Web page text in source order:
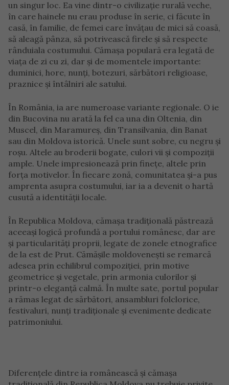
un singur loc. Ea vine dintr-o civilizație rurală veche,
în care hainele nu erau produse în serie, ci făcute în
casă, în familie, de femei care învățau de mici să coasă,
să aleagă pânza, să potrivească firele și să respecte
rânduiala costumului. Cămașa populară era legată de
viața de zi cu zi, dar și de momentele importante:
duminici, hore, nunți, botezuri, sărbători religioase,
praznice și întâlniri ale satului.
În România, ia are numeroase variante regionale. O ie
din Bucovina nu arată la fel ca una din Oltenia, din
Muscel, din Maramureș, din Transilvania, din Banat
sau din Moldova istorică. Unele sunt sobre, cu negru și
roșu. Altele au broderii bogate, culori vii și compoziții
ample. Unele impresionează prin finețe, altele prin
forța motivelor. În fiecare zonă, comunitatea și-a pus
amprenta asupra costumului, iar ia a devenit o hartă
cusută a identității locale.
În Republica Moldova, cămașa tradițională păstrează
aceeași logică profundă a portului românesc, dar are
și particularități proprii, legate de zonele etnografice
de la est de Prut. Cămășile moldovenești se remarcă
adesea prin echilibrul compoziției, prin motive
geometrice și vegetale, prin armonia culorilor și
printr-o eleganță calmă. În multe sate, portul popular
a rămas legat de sărbători, ansambluri folclorice,
festivaluri, nunți tradiționale și evenimente dedicate
patrimoniului.
Diferențele dintre ia românească și cămașa